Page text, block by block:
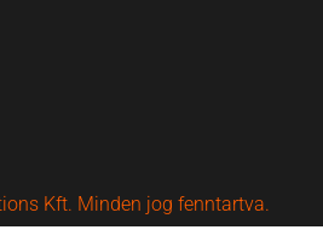
Kft. Minden jog fenntartva.